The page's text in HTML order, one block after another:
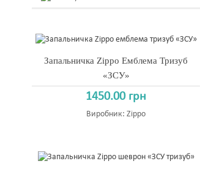
Запальничка Zippo Емблема Тризуб
«ЗСУ»
1450.00 грн
Виробник:Zippo